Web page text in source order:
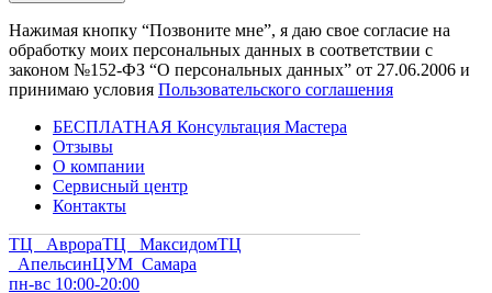
Нажимая кнопку “Позвоните мне”, я даю свое согласие на
обработку моих персональных данных в соответствии с
законом №152-ФЗ “О персональных данных” от 27.06.2006 и
принимаю условия Пользовательского соглашения
БЕСПЛАТНАЯ Консультация Мастера
Отзывы
О компании
Сервисный центр
Контакты
ТЦ АврораТЦ МаксидомТЦ
АпельсинЦУМ Самара
пн-вс 10:00-20:00